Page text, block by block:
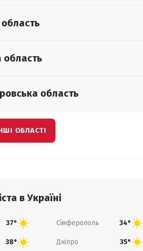
область
область
область
ОБЛАСТІ
в Україні
37° Сімферополь 34°
38° Дніпро 35°